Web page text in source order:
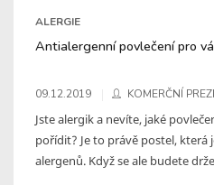
ALERGIE
Antialergenní povlečení pro
09.12.2019 KOMERČNÍ
Jste alergik a nevíte, jaké
pořídit? Je to právě postel, která
alergenů. Když se ale budete